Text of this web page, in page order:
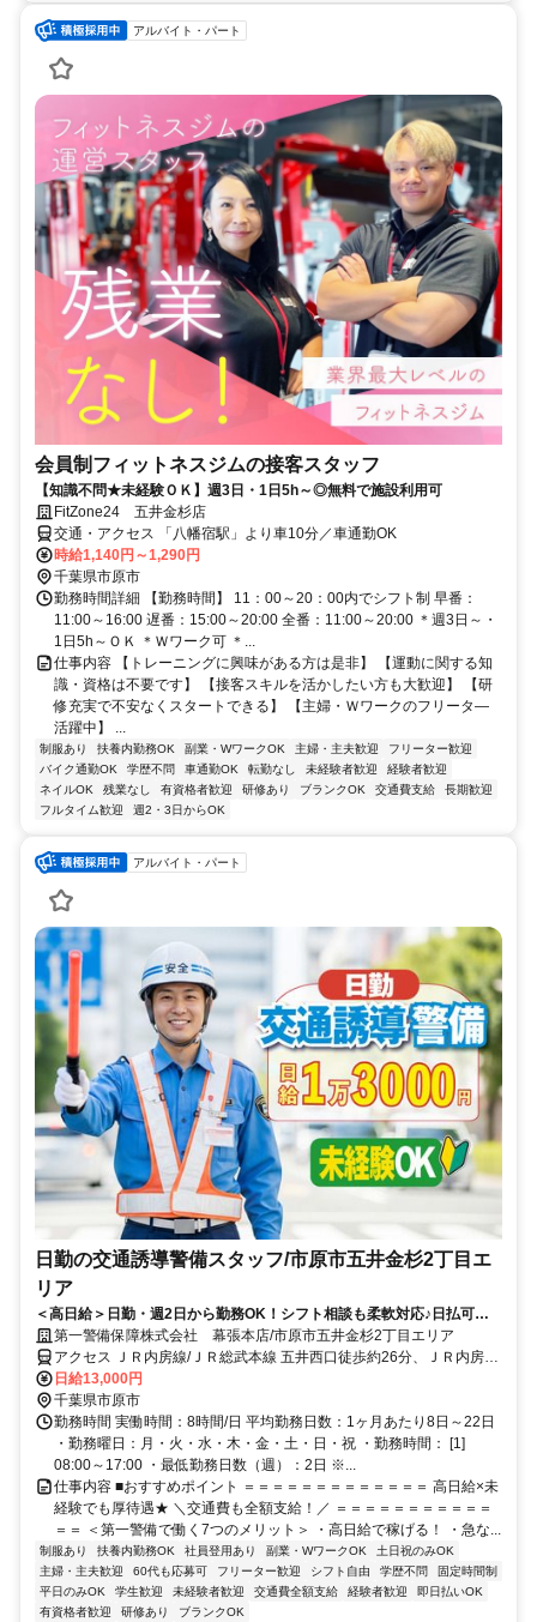
アルバイト・パート
会員制フィットネスジムの接客スタッフ
【知識不問★未経験ＯＫ】週3日・1日5h～◎無料で施設利用可
FitZone24 五井金杉店
交通・アクセス 「八幡宿駅」より車10分／車通勤OK
時給1,140円～1,290円
千葉県市原市
勤務時間詳細 【勤務時間】 11：00～20：00内でシフト制 早番：
11:00～16:00 遅番：15:00～20:00 全番：11:00～20:00 ＊週3日～・
1日5h～ＯＫ ＊Ｗワーク可 ＊...
仕事内容 【トレーニングに興味がある方は是非】 【運動に関する知
識・資格は不要です】 【接客スキルを活かしたい方も大歓迎】 【研
修充実で不安なくスタートできる】 【主婦・Ｗワークのフリータ―
活躍中】 ...
制服あり 扶養内勤務OK 副業・WワークOK 主婦・主夫歓迎
フリーター歓迎
バイク通勤OK
学歴不問 車通勤OK 転勤なし 未経験者歓迎
経験者歓迎
ネイルOK
残業なし 有資格者歓迎 研修あり ブランクOK 交通費支給
長期歓迎
フルタイム歓迎
週2・3日からOK
アルバイト・パート
日勤の交通誘導警備スタッフ/市原市五井金杉2丁目エ
リア
＜高日給＞日勤・週2日から勤務OK！シフト相談も柔軟対応♪日払可◎
未経験歓迎★
第一警備保障株式会社 幕張本店/市原市五井金杉2丁目エリア
アクセス ＪＲ内房線/ＪＲ総武本線 五井西口徒歩約26分、ＪＲ内房線/
ＪＲ総武本線 五井西口徒歩約26分、ＪＲ内房線/ＪＲ総武本線 五井西
口徒歩約26分 直行直帰OK＊交通費全額支給＊
日給13,000円
千葉県市原市
勤務時間 実働時間：8時間/日 平均勤務日数：1ヶ月あたり8日～22日
・勤務曜日：月・火・水・木・金・土・日・祝 ・勤務時間： [1]
08:00～17:00 ・最低勤務日数（週）：2日 ※...
仕事内容 ■おすすめポイント ＝＝＝＝＝＝＝＝＝＝＝＝＝ 高日給×未
経験でも厚待遇★ ＼交通費も全額支給！／ ＝＝＝＝＝＝＝＝＝＝＝
＝＝ ＜第一警備で働く7つのメリット＞ ・高日給で稼げる！ ・急な...
制服あり 扶養内勤務OK 社員登用あり 副業・WワークOK
土日祝のみOK
主婦・主夫歓迎
60代も応募可 フリーター歓迎 シフト自由 学歴不問
固定時間制
平日のみOK
学生歓迎 未経験者歓迎 交通費全額支給 経験者歓迎
即日払いOK
有資格者歓迎
研修あり ブランクOK